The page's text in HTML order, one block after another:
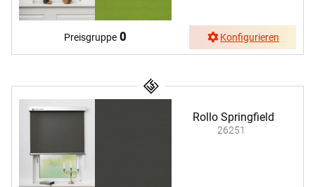
Preisgruppe 0 Konfigurieren
Rollo Springfield
26251